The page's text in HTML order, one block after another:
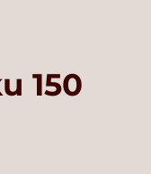
150